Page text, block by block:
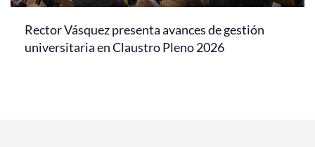
Rector Vásquez presenta avances de gestión
universitaria en Claustro Pleno 2026